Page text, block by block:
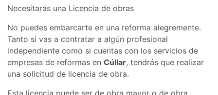
Necesitarás una Licencia de obras
No puedes embarcarte en una reforma alegremente.
Tanto si vas a contratar a algún profesional
independiente como si cuentas con los servicios de
empresas de reformas en Cúllar, tendrás que realizar
una solicitud de licencia de obra.
Esta licencia puede ser de obra mayor o de obra